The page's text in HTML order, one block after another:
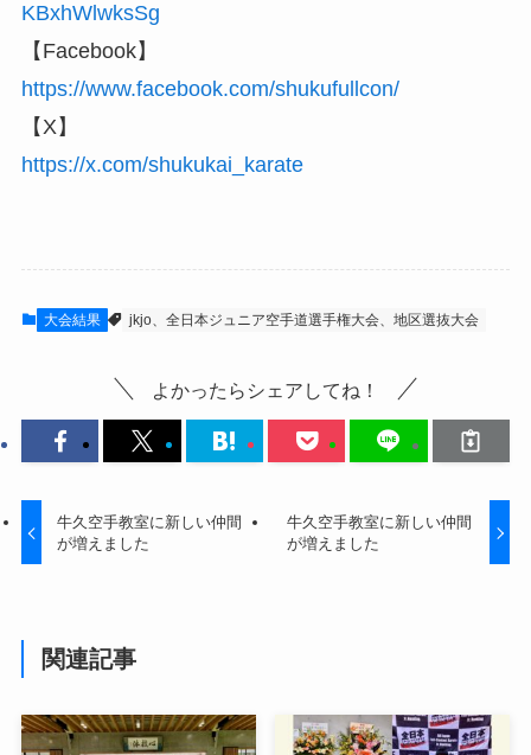
KBxhWlwksSg
【Facebook】
https://www.facebook.com/shukufullcon/
【X】
https://x.com/shukukai_karate
大会結果 jkjo、全日本ジュニア空手道選手権大会、地区選抜大会
よかったらシェアしてね！
牛久空手教室に新しい仲間
が増えました
牛久空手教室に新しい仲間
が増えました
関連記事